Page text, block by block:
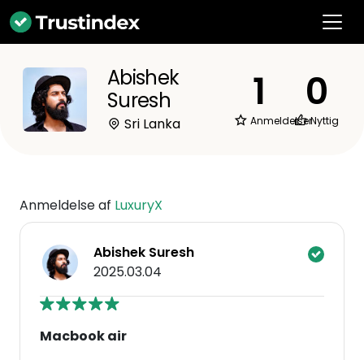
Abishek
Suresh
Sri Lanka
1
Anmeldelser
0
Nyttig
Anmeldelse af LuxuryX
Abishek Suresh
2025.03.04
Macbook air